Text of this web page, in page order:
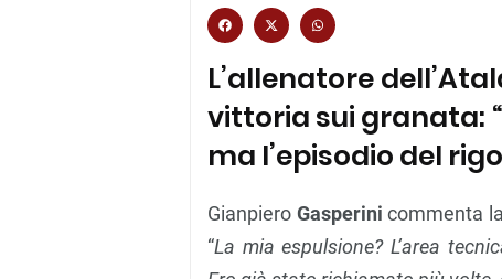
L’allenatore
vittoria sui granata:
ma l’episodio del
Gianpiero Gasperini commenta
“La mia espulsione? L’area